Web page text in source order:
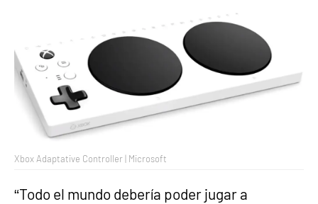
Xbox Adaptative Controller | Microsoft
“Todo el mundo debería poder jugar a